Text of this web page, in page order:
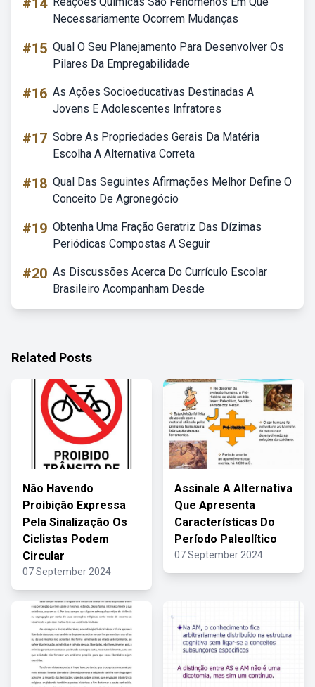
#14
Necessariamente Ocorrem Mudanças
#15 Qual O Seu Planejamento Para Desenvolver Os
Pilares Da Empregabilidade
#16 As Ações Socioeducativas Destinadas A
Jovens E Adolescentes Infratores
#17 Sobre As Propriedades Gerais Da Matéria
Escolha A Alternativa Correta
#18 Qual Das Seguintes Afirmações Melhor Define O
Conceito De Agronegócio
#19 Obtenha Uma Fração Geratriz Das Dízimas
Periódicas Compostas A Seguir
#20 As Discussões Acerca Do Currículo Escolar
Brasileiro Acompanham Desde
Related Posts
Não Havendo
Proibição Expressa
Pela Sinalização Os
Ciclistas Podem
Circular
07 September 2024
Assinale A Alternativa
Que Apresenta
Características Do
Período Paleolítico
07 September 2024